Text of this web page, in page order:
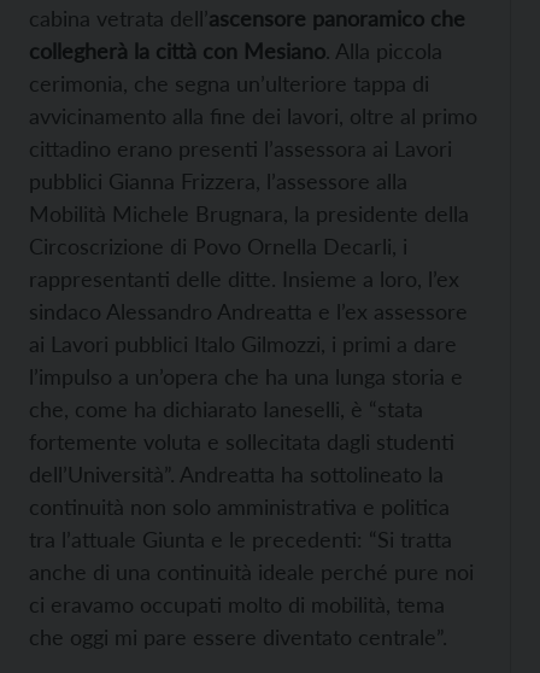
cabina vetrata dell’ascensore panoramico che
collegherà la città con Mesiano. Alla piccola
cerimonia, che segna un’ulteriore tappa di
avvicinamento alla fine dei lavori, oltre al primo
cittadino erano presenti l’assessora ai Lavori
pubblici Gianna Frizzera, l’assessore alla
Mobilità Michele Brugnara, la presidente della
Circoscrizione di Povo Ornella Decarli, i
rappresentanti delle ditte. Insieme a loro, l’ex
sindaco Alessandro Andreatta e l’ex assessore
ai Lavori pubblici Italo Gilmozzi, i primi a dare
l’impulso a un’opera che ha una lunga storia e
che, come ha dichiarato Ianeselli, è “stata
fortemente voluta e sollecitata dagli studenti
dell’Università”. Andreatta ha sottolineato la
continuità non solo amministrativa e politica
tra l’attuale Giunta e le precedenti: “Si tratta
anche di una continuità ideale perché pure noi
ci eravamo occupati molto di mobilità, tema
che oggi mi pare essere diventato centrale”.